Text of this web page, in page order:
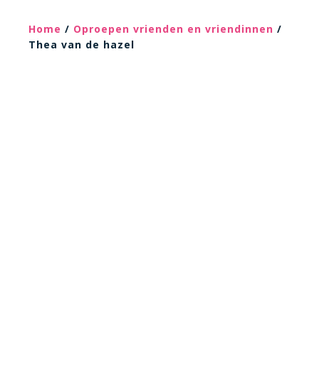
Home / Oproepen vrienden en vriendinnen /
Thea van de hazel